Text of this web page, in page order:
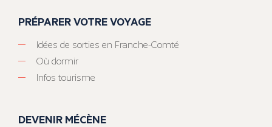
PRÉPARER VOTRE VOYAGE
Idées de sorties en Franche-Comté
Où dormir
Infos tourisme
DEVENIR MÉCÈNE